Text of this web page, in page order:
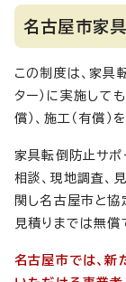
名古屋市家
この制度は、家具
ター）に実施して
償）、施工（有償
家具転倒防止サポ
相談、現地調査、
関し名古屋市と協
見積りまでは無償
名古屋市では、新